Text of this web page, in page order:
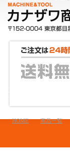
HOME 商品一覧